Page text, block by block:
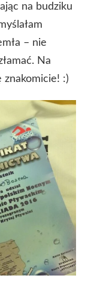
na budziku
– nie
Na
znakomicie! :)